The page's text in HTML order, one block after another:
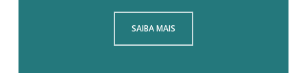
SAIBA MAIS